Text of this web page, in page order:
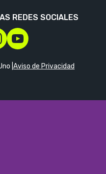
REDES SOCIALES
| Aviso de Privacidad